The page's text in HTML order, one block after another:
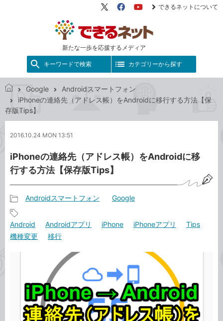
新たな一歩を応援するメディア
X（旧
FacebookYouTube
できるネットについて
キーワードで検索 カテゴリーから探す
で
き
ッ
Google
Androidスマートフォン
iPhoneの連絡先（アドレス帳）をAndroidに移行する方法【保
存版Tips】
2016.10.24 MON 13:51
iPhoneの連絡先（アドレス帳）をAndroidに移
行する方法【保存版Tips】
カ
テ
ゴ
Androidスマートフォン Google
記
事
Android Androidアプリ iPhone iPhoneアプリ
Tips
機種変更
移行